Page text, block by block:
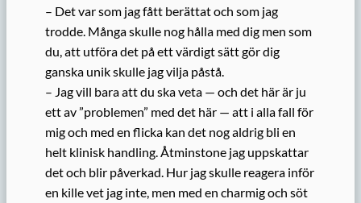
– Det var som jag fått berättat och som jag
trodde. Många skulle nog hålla med dig men som
du, att utföra det på ett värdigt sätt gör dig
ganska unik skulle jag vilja påstå.
– Jag vill bara att du ska veta — och det här är ju
ett av ”problemen” med det här — att i alla fall för
mig och med en flicka kan det nog aldrig bli en
helt klinisk handling. Åtminstone jag uppskattar
det och blir påverkad. Hur jag skulle reagera inför
en kille vet jag inte, men med en charmig och söt